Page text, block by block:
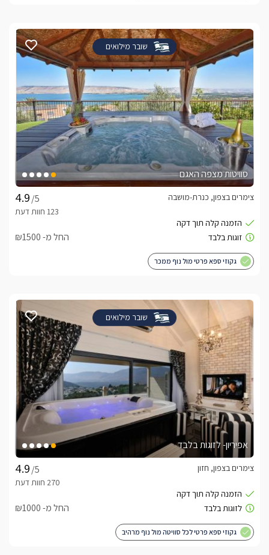
שובר מילואים
סוויטות מצפה האגם
/5
צימרים בצפון, כנרת-מושבה
החל מ- ₪1500
גקוזי ספא פרטי מול נוף ממכר
שובר מילואים
אפיריון- לזוגות בלבד
/5
צימרים בצפון, חזון
החל מ- ₪1000
גקוזי ספא פרטי לכל סוויטה מול נוף מרהיב